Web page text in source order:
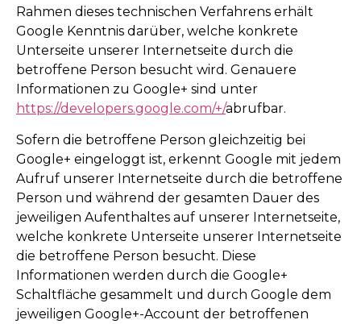
Rahmen dieses technischen Verfahrens erhält
Google Kenntnis darüber, welche konkrete
Unterseite unserer Internetseite durch die
betroffene Person besucht wird. Genauere
Informationen zu Google+ sind unter
https://developers.google.com/+/abrufbar.
Sofern die betroffene Person gleichzeitig bei
Google+ eingeloggt ist, erkennt Google mit jedem
Aufruf unserer Internetseite durch die betroffene
Person und während der gesamten Dauer des
jeweiligen Aufenthaltes auf unserer Internetseite,
welche konkrete Unterseite unserer Internetseite
die betroffene Person besucht. Diese
Informationen werden durch die Google+
Schaltfläche gesammelt und durch Google dem
jeweiligen Google+-Account der betroffenen